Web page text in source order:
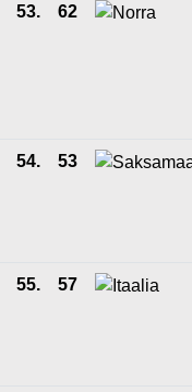
53. 62
54. 53
55. 57